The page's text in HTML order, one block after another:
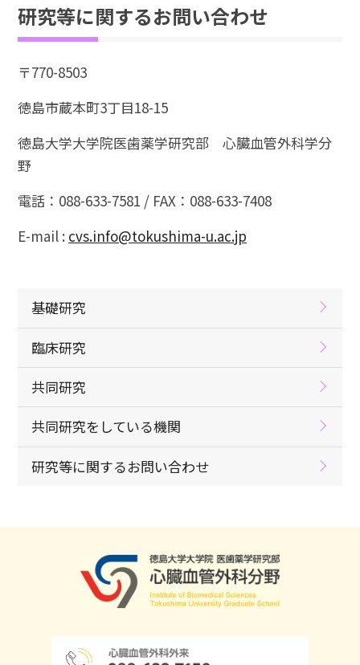
研究等に関するお問い合わせ
〒770-8503
徳島市蔵本町3丁目18-15
徳島大学大学院医歯薬学研究部 心臓血管外科学分
野
電話：088-633-7581 / FAX：088-633-7408
E-mail : cvs.info@tokushima-u.ac.jp
基礎研究
臨床研究
共同研究
共同研究をしている機関
研究等に関するお問い合わせ